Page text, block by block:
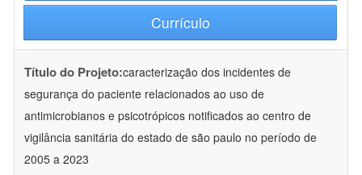
Currículo
Título do Projeto:caracterização dos incidentes de
segurança do paciente relacionados ao uso de
antimicrobianos e psicotrópicos notificados ao centro de
vigilância sanitária do estado de são paulo no período de
2005 a 2023